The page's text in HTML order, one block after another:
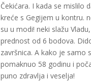
Čekićara. I kada se mislilo
kreće s Gegijem u kontru.
su u modi! neki slažu
prednost od 6 bodova.
završnica. A kako je samo
pomaknuo 58 godinu i
puno zdravlja i veselja!